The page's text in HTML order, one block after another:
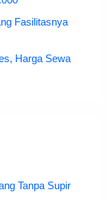
Fasilitasnya
Harga Sewa
Tanpa Supir